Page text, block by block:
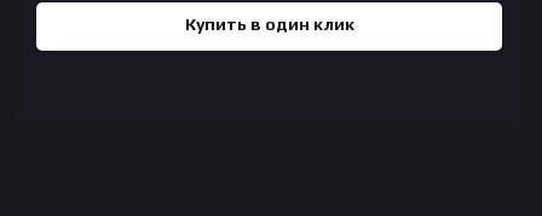
Купить в один клик